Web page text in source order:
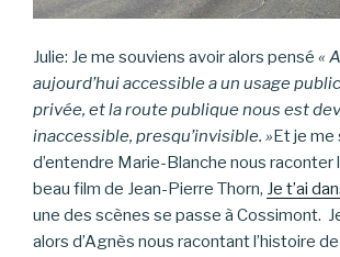
Julie: Je me souviens avoir alors pensé «
aujourd’hui accessible a un usage
privée, et la route publique nous est
inaccessible, presqu’invisible. » Et je me
d’entendre Marie-Blanche nous raconter
beau film de Jean-Pierre Thorn, Je t’ai
une des scènes se passe à Cossimont.
alors d’Agnès nous racontant l’histoire